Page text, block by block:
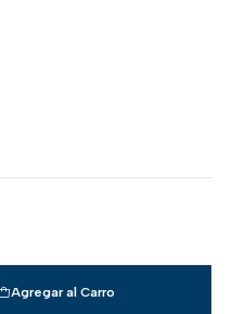
Agregar al Carro